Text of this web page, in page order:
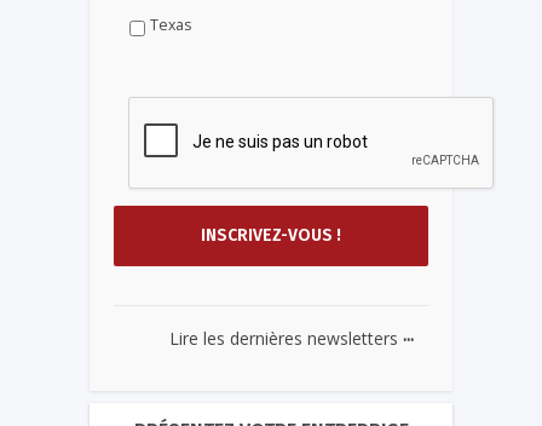
Texas
Lire les dernières newsletters ...